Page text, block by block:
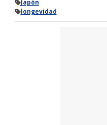
Japón
longevidad